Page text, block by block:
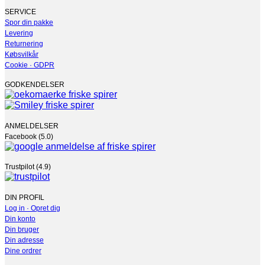
SERVICE
Spor din pakke
Levering
Returnering
Købsvilkår
Cookie · GDPR
GODKENDELSER
ANMELDELSER
Facebook (5.0)
Trustpilot (4.9)
DIN PROFIL
Log in · Opret dig
Din konto
Din bruger
Din adresse
Dine ordrer